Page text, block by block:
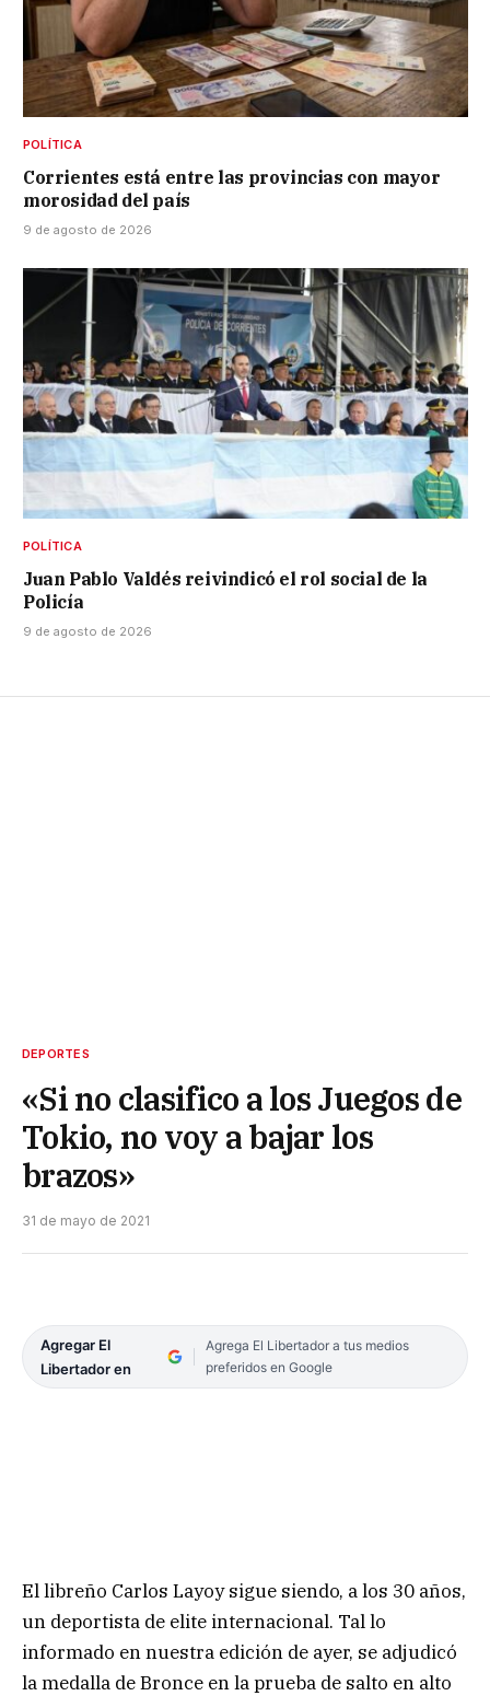
POLÍTICA
Corrientes está entre las provincias con mayor
morosidad del país
9 de agosto de 2026
POLÍTICA
Juan Pablo Valdés reivindicó el rol social de la
Policía
9 de agosto de 2026
DEPORTES
«Si no clasifico a los Juegos de
Tokio, no voy a bajar los
brazos»
31 de mayo de 2021
Agregar El
Libertador en
Agrega El Libertador a tus medios
preferidos en Google
El libreño Carlos Layoy sigue siendo, a los 30 años,
un deportista de elite internacional. Tal lo
informado en nuestra edición de ayer, se adjudicó
la medalla de Bronce en la prueba de salto en alto